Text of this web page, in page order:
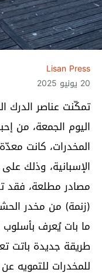
Lisan Press
20 يونيو 2025
تمكّنت عناصر الدرك
اليوم الجمعة، من
المخدرات، كانت
الإسبانية، وذلك
(زنمة) من مخدر
ما بات يُعرف بأسلوب
طريقة جديدة باتت
للمخدرات للتمويه